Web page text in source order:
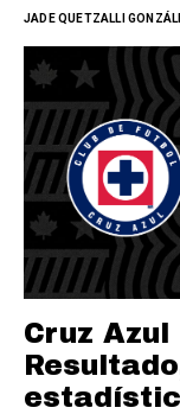
JADE QUETZALLI
Cruz Azul